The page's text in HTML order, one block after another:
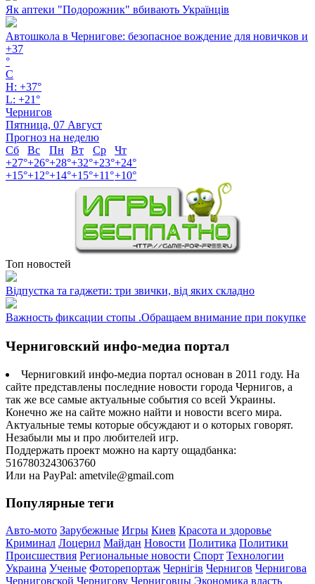
Як аптеки "Подорожник" вбивають Українців
Автошкола в Чернигове: безопасное вождение для новичков и
+37
°
C
H: +37°
L: +21°
Чернигов
Пятница, 07 Август
Прогноз на неделю
Сб
Вс Пн Вт Ср
Чт
+27°+26°+28°+32°+23°+24°
+15°+12°+14°+15°+11°+10°
Топ новостей
Відпустка та гаджети: три звички, від яких складно
Важность фиксации стопы .Обращаем внимание при покупке
Черниговский инфо-медиа портал
Черниговкий инфо-медиа портал основан в 2011 году. На
сайте представлены последние новости города Чернигов, а
так же все самые актуальные события со всей Украины.
Конечно же на сайте можно найти и новости всего мира.
Актуальные темы которые обсуждают и о которых говорят.
Незабыли мы и про любителей игр.
Поддержать проект можно на карту ощадбанка:
5167803243063760
Или на PayPal: ametvile@gmail.com
Популярные теги
Авто-мото Зарубежные Игры Киев Красота и здоровье
Криминал Лоцерил Майдан Новости Политика Политики
Происшествия Региональные новости Спорт Технологии
Украина Ученые Фоторепортаж Чернігів Чернигов Чернигова
Черниговской Чернигову Черниговцы Экономика власть